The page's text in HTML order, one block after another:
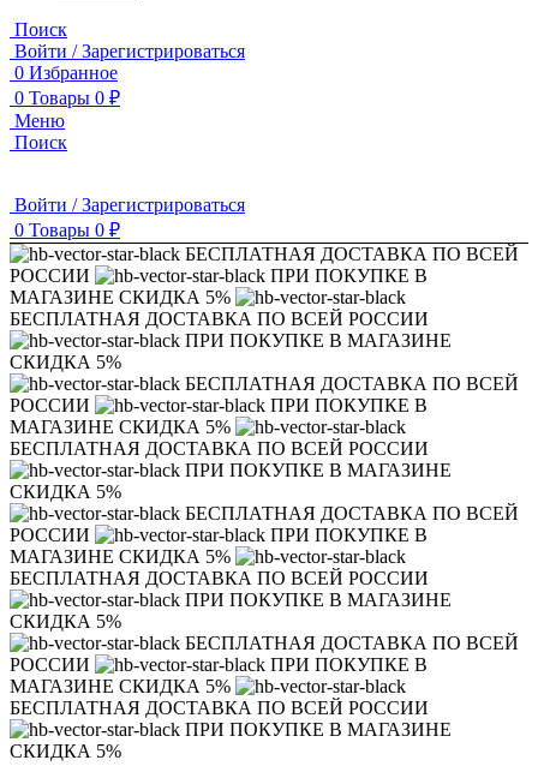
Поиск
Войти / Зарегистрироваться
0 Избранное
0 Товары 0 ₽
Меню
Поиск
Войти / Зарегистрироваться
0 Товары 0 ₽
БЕСПЛАТНАЯ ДОСТАВКА ПО ВСЕЙ
РОССИИ
ПРИ ПОКУПКЕ В
МАГАЗИНЕ СКИДКА 5%
БЕСПЛАТНАЯ ДОСТАВКА ПО ВСЕЙ РОССИИ
ПРИ ПОКУПКЕ В МАГАЗИНЕ
СКИДКА 5%
БЕСПЛАТНАЯ ДОСТАВКА ПО ВСЕЙ
РОССИИ
ПРИ ПОКУПКЕ В
МАГАЗИНЕ СКИДКА 5%
БЕСПЛАТНАЯ ДОСТАВКА ПО ВСЕЙ РОССИИ
ПРИ ПОКУПКЕ В МАГАЗИНЕ
СКИДКА 5%
БЕСПЛАТНАЯ ДОСТАВКА ПО ВСЕЙ
РОССИИ
ПРИ ПОКУПКЕ В
МАГАЗИНЕ СКИДКА 5%
БЕСПЛАТНАЯ ДОСТАВКА ПО ВСЕЙ РОССИИ
ПРИ ПОКУПКЕ В МАГАЗИНЕ
СКИДКА 5%
БЕСПЛАТНАЯ ДОСТАВКА ПО ВСЕЙ
РОССИИ
ПРИ ПОКУПКЕ В
МАГАЗИНЕ СКИДКА 5%
БЕСПЛАТНАЯ ДОСТАВКА ПО ВСЕЙ РОССИИ
ПРИ ПОКУПКЕ В МАГАЗИНЕ
СКИДКА 5%